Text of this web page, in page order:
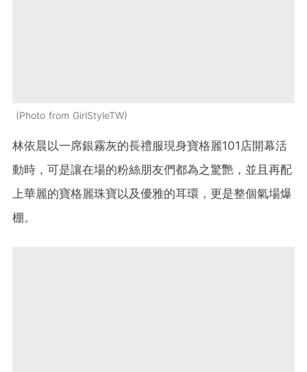
Photo from GirlStyleTW
林依晨以一席銀霧灰的長禮服現身寶格麗101店開幕活
動時，可是讓在場的粉絲朋友們都為之驚艷，並且再配
上華麗的寶格麗珠寶以及優雅的耳環，更是整個氣場爆
棚。